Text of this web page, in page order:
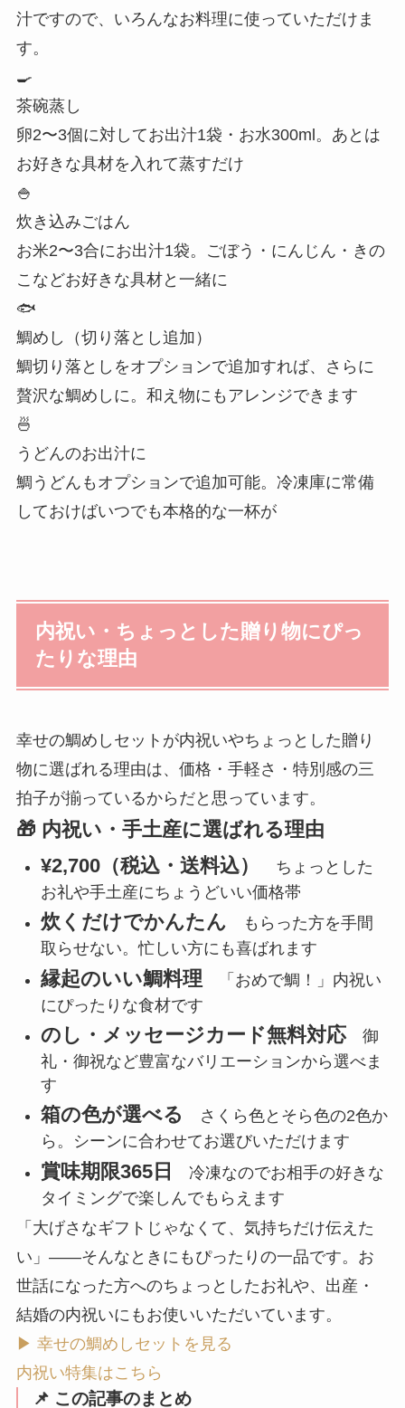
汁ですので、いろんなお料理に使っていただけま
す。
🍳
茶碗蒸し
卵2〜3個に対してお出汁1袋・お水300ml。あとは
お好きな具材を入れて蒸すだけ
🍚
炊き込みごはん
お米2〜3合にお出汁1袋。ごぼう・にんじん・きの
こなどお好きな具材と一緒に
🐟
鯛めし（切り落とし追加）
鯛切り落としをオプションで追加すれば、さらに
贅沢な鯛めしに。和え物にもアレンジできます
🍜
うどんのお出汁に
鯛うどんもオプションで追加可能。冷凍庫に常備
しておけばいつでも本格的な一杯が
内祝い・ちょっとした贈り物にぴっ
たりな理由
幸せの鯛めしセットが内祝いやちょっとした贈り
物に選ばれる理由は、価格・手軽さ・特別感の三
拍子が揃っているからだと思っています。
🎁 内祝い・手土産に選ばれる理由
¥2,700（税込・送料込）
ちょっとした
お礼や手土産にちょうどいい価格帯
炊くだけでかんたん もらった方を手間
取らせない。忙しい方にも喜ばれます
縁起のいい鯛料理 「おめで鯛！」内祝い
にぴったりな食材です
のし・メッセージカード無料対応御
礼・御祝など豊富なバリエーションから選べま
す
箱の色が選べる
さくら色とそら色の2色か
ら。シーンに合わせてお選びいただけます
賞味期限365日
冷凍なのでお相手の好きな
タイミングで楽しんでもらえます
「大げさなギフトじゃなくて、気持ちだけ伝えた
い」——そんなときにもぴったりの一品です。お
世話になった方へのちょっとしたお礼や、出産・
結婚の内祝いにもお使いいただいています。
▶ 幸せの鯛めしセットを見る
内祝い特集はこちら
📌 この記事のまとめ